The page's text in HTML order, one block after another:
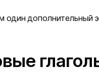
дополнительный